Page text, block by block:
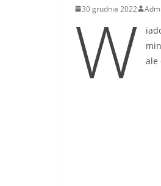
30 grudnia 2022 Adm
W
ale